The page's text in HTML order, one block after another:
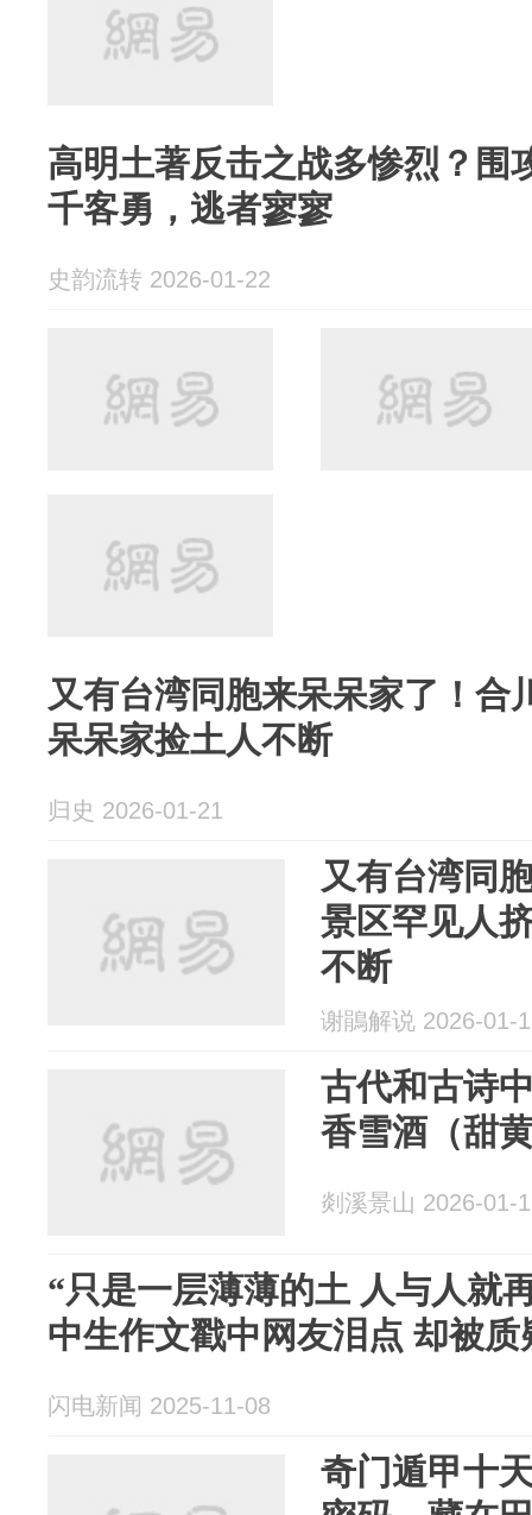
高明土著反击之战多惨烈？围
千客勇，逃者寥寥
史韵流转 2026-01-22
又有台湾同胞来呆呆家了！合
呆呆家捡土人不断
归史 2026-01-21
又有台湾同
景区罕见人
不断
谢鵑解说 2026-01-
古代和古诗
香雪酒（甜
剡溪景山 2026-01-
“只是一层薄薄的土 人与人就
中生作文戳中网友泪点 却被
闪电新闻 2025-11-08
奇门遁甲十